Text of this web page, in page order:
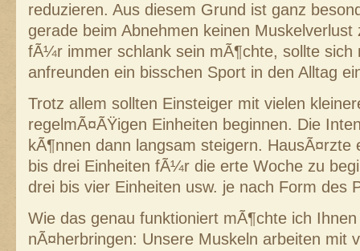
reduzieren. Aus diesem Grund ist ganz
gerade beim Abnehmen keinen
fÃ¼r immer schlank sein mÃ¶chte, sollte sich
anfreunden ein bisschen Sport in den Alltag
Trotz allem sollten Einsteiger mit vielen
regelmÃ¤ÃŸigen Einheiten beginnen. Die
kÃ¶nnen dann langsam steigern. HausÃ¤rzte
bis drei Einheiten fÃ¼r die erte Woche zu
drei bis vier Einheiten usw. je nach Form des
Wie das genau funktioniert mÃ¶chte ich
nÃ¤herbringen: Unsere Muskeln arbeiten mit